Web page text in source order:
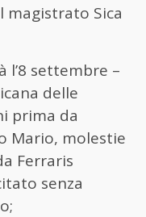
magistrato Sica
l’8 settembre –
delle
prima da
Mario, molestie
Ferraris
senza